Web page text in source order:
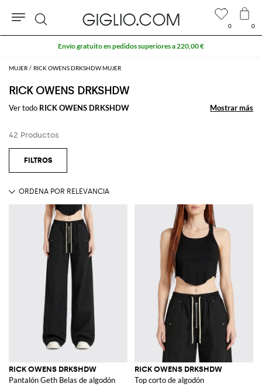
MUJER RICK OWENS DRKSHDW MUJER
RICK OWENS DRKSHDW
Ver todo RICK OWENS DRKSHDW Mostrar más
Mostrar más
42 Productos
RICK OWENS DRKSHDW
Pantalón Geth Belas de algodón
RICK OWENS DRKSHDW
Top corto de algodón
0 0
Buscar